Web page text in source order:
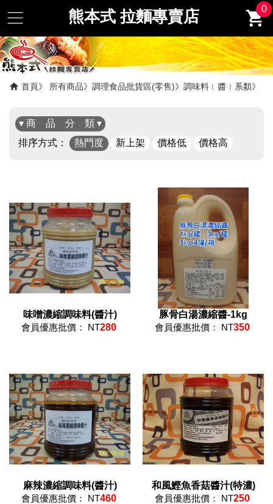
熊本式 拉麵專賣店 0
首頁 所有商品 調理食品批貨區(零售) 調味料﹝醬﹞系纇
▾ 商 品 分 類 ▾
排序方式：
熱門度 新上架 價格低 價格高
味噌濃縮調味料(醬汁)
會員優惠批價： NT280
豚骨白湯濃縮醬-1kg
會員優惠批價： NT350
麻辣濃縮調味料(醬汁)
會員優惠批價： NT460
和風鰹魚香菇醬汁(特濃)
會員優惠批價： NT250